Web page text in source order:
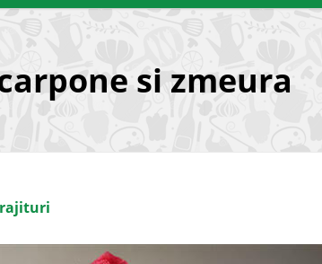
si zmeura